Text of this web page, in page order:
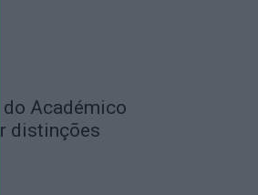
Académico
distinções